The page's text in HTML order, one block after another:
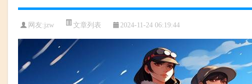
网友:jzw 文章列表 2024-11-24 06:19:44